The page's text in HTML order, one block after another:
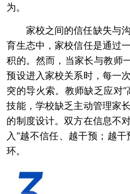
为。
家校之间的信任缺失与
育生态中，家校信任是通过
积的。然而，当家长与教师
预设进入家校关系时，每一
突的导火索。教师缺乏应对
技能，学校缺乏主动管理家
的制度设计。双方在信息不
入“越不信任、越干预；越
环。